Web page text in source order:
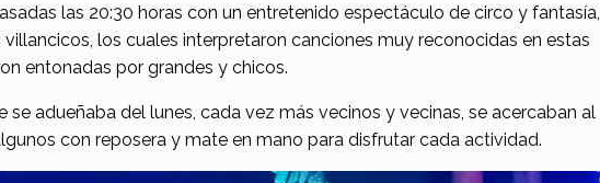
las 20:30 horas con un entretenido espectáculo de circo y fantasía,
los cuales interpretaron canciones muy reconocidas en estas
entonadas por grandes y chicos.
se adueñaba del lunes, cada vez más vecinos y vecinas, se acercaban al
con reposera y mate en mano para disfrutar cada actividad.